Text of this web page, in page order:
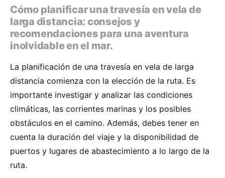
Cómo planificar una travesía en vela de
larga distancia: consejos y
recomendaciones para una aventura
inolvidable en el mar.
La planificación de una travesía en vela de larga
distancia comienza con la elección de la ruta. Es
importante investigar y analizar las condiciones
climáticas, las corrientes marinas y los posibles
obstáculos en el camino. Además, debes tener en
cuenta la duración del viaje y la disponibilidad de
puertos y lugares de abastecimiento a lo largo de la
ruta.